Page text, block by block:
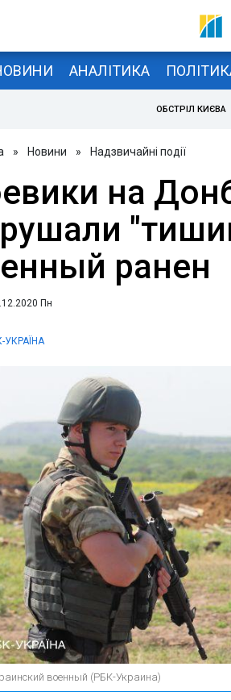
АНАЛІТИКА
ОБСТРІЛ КИЄВА
» Новини » Надзвичайні події
на
ранен
Пн
УКРАЇНА
военный (РБК-Украина)